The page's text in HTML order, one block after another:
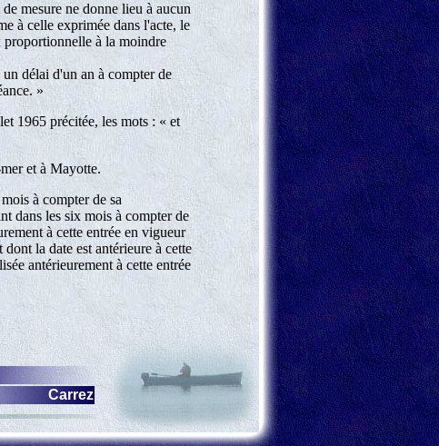
mesure ne donne lieu à aucun
à celle exprimée dans l'acte, le
proportionnelle à la moindre
délai d'un an à compter de
»
1965 précitée, les mots : « et
et à Mayotte.
à compter de sa
dans les six mois à compter de
à cette entrée en vigueur
la date est antérieure à cette
antérieurement à cette entrée
Carrez